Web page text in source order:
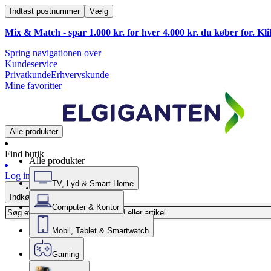
Indtast postnummer Vælg
Mix & Match - spar 1.000 kr. for hver 4.000 kr. du køber for.
Spring navigationen over
Kundeservice
PrivatkundeErhvervskunde
Mine favoritter
Alle produkter
Find butik
Log ind
Indkøbskurv
Alle produkter
TV, Lyd & Smart Home
Computer & Kontor
Mobil, Tablet & Smartwatch
Gaming